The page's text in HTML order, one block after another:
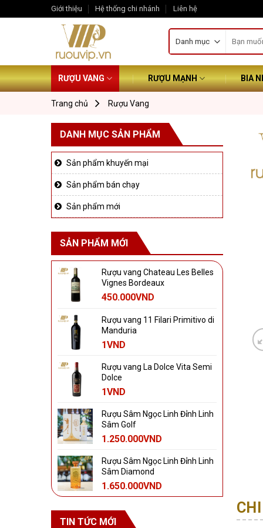
to
Giới thiệu Hệ thống chi nhánh Liên hệ
kiếm:
RƯỢU VANG RƯỢU MẠNH BIA
Trang chủ Rượu Vang
DANH MỤC SẢN PHẨM
Sản phẩm khuyến mại
Sản phẩm bán chạy
Sản phẩm mới
SẢN PHẨM MỚI
Rượu vang Chateau Les Belles
Vignes Bordeaux
450.000VND
Rượu vang 11 Filari Primitivo di
Manduria
1VND
Rượu vang La Dolce Vita Semi
Dolce
1VND
Rượu Sâm Ngọc Linh Đỉnh Linh
Sâm Golf
1.250.000VND
Rượu Sâm Ngọc Linh Đỉnh Linh
Sâm Diamond
1.650.000VND
TIN TỨC MỚI